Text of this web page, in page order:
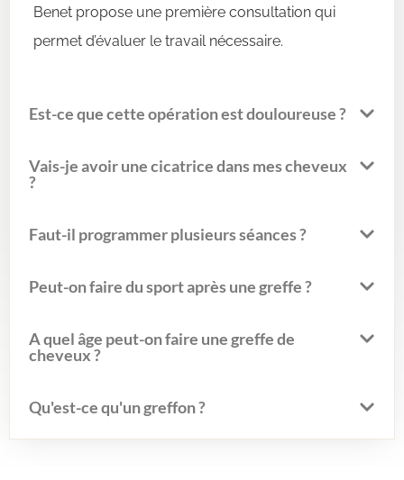
Benet propose une première consultation qui
permet d’évaluer le travail nécessaire.
Est-ce que cette opération est douloureuse ?
Vais-je avoir une cicatrice dans mes cheveux
?
Faut-il programmer plusieurs séances ?
Peut-on faire du sport après une greffe ?
A quel âge peut-on faire une greffe de
cheveux ?
Qu'est-ce qu'un greffon ?